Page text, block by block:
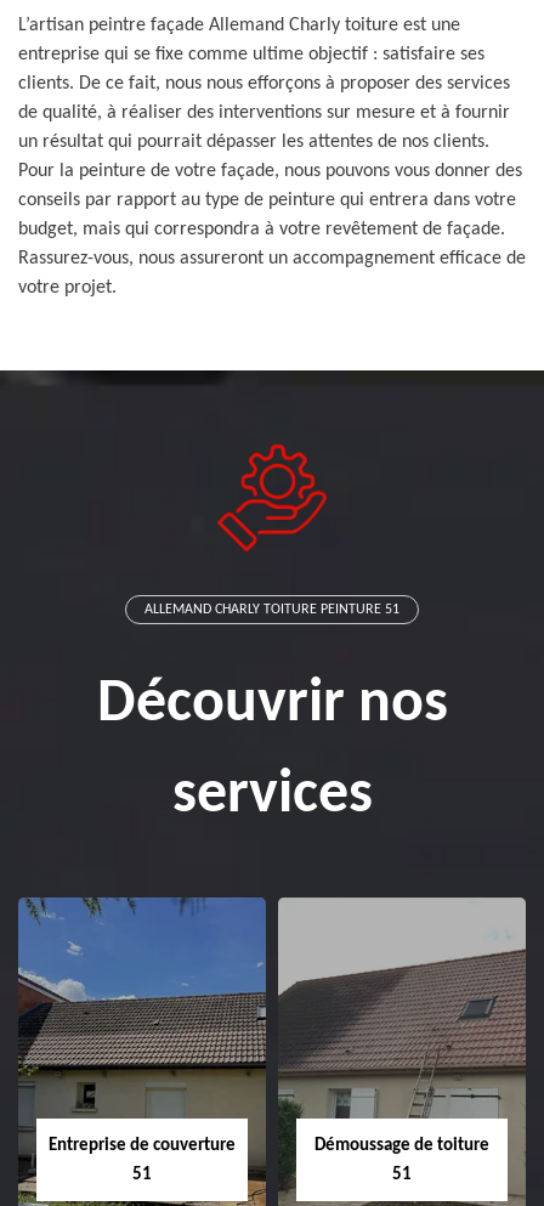
L’artisan peintre façade Allemand Charly toiture est une
entreprise qui se fixe comme ultime objectif : satisfaire ses
clients. De ce fait, nous nous efforçons à proposer des services
de qualité, à réaliser des interventions sur mesure et à fournir
un résultat qui pourrait dépasser les attentes de nos clients.
Pour la peinture de votre façade, nous pouvons vous donner des
conseils par rapport au type de peinture qui entrera dans votre
budget, mais qui correspondra à votre revêtement de façade.
Rassurez-vous, nous assureront un accompagnement efficace de
votre projet.
ALLEMAND CHARLY TOITURE PEINTURE 51
Découvrir nos
services
Entreprise de couverture
51
Démoussage de toiture
51